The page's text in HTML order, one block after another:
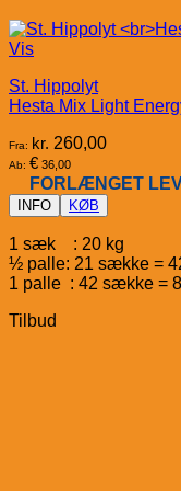
Vis
St. Hippolyt
Hesta Mix Light
Fra: kr. 260,00
Ab: € 36,00
FORLÆNGET
INFO KØB
1 sæk : 20 kg
½ palle: 21 sække =
1 palle : 42 sække =
Tilbud